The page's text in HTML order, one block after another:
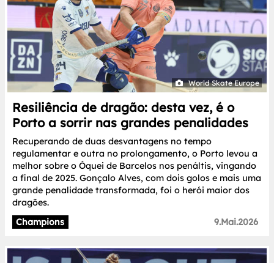
World Skate Europe
Resiliência de dragão: desta vez, é o
Porto a sorrir nas grandes penalidades
Recuperando de duas desvantagens no tempo
regulamentar e outra no prolongamento, o Porto levou a
melhor sobre o Óquei de Barcelos nos penáltis, vingando
a final de 2025. Gonçalo Alves, com dois golos e mais uma
grande penalidade transformada, foi o herói maior dos
dragões.
Champions
9.Mai.2026